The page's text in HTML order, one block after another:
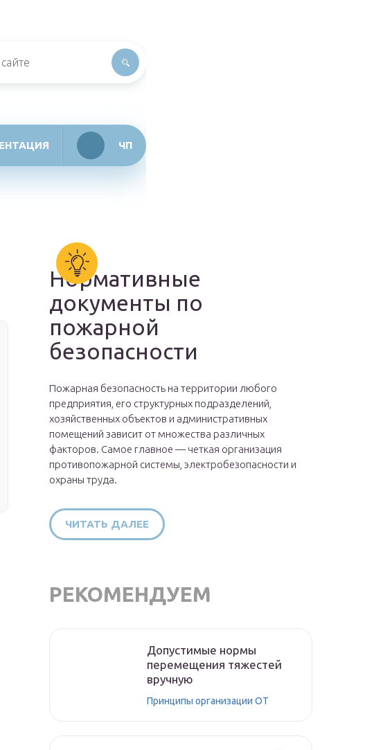
ЧП
Нормативные
документы по
пожарной
безопасности
Пожарная безопасность на территории любого
предприятия, его структурных подразделений,
хозяйственных объектов и административных
помещений зависит от множества различных
факторов. Самое главное — четкая организация
противопожарной системы, электробезопасности и
охраны труда.
ЧИТАТЬ ДАЛЕЕ
РЕКОМЕНДУЕМ
Допустимые нормы
перемещения тяжестей
вручную
Принципы организации ОТ